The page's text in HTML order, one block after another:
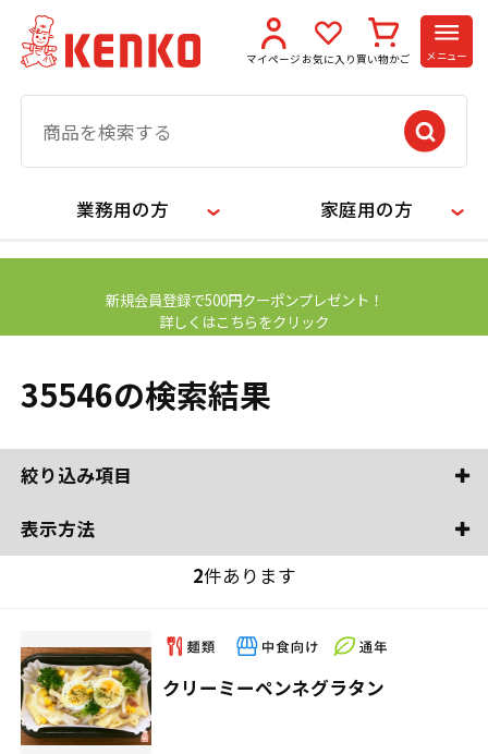
マイページ お気に入り 買い物かご メニュー
業務用の方 家庭用の方
新規会員登録で500円クーポンプレゼント！
詳しくはこちらをクリック
35546の検索結果
絞り込み項目
表示方法
2件あります
クリーミーペンネグラタン